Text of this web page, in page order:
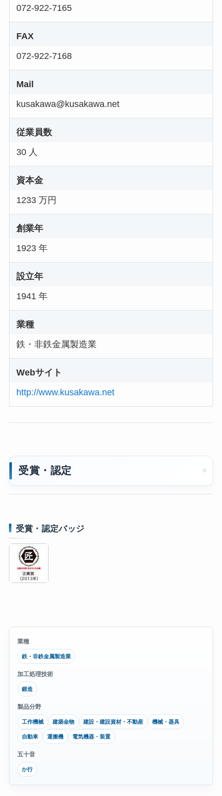
072-922-7165
FAX
072-922-7168
Mail
kusakawa@kusakawa.net
従業員数
30 人
資本金
1233 万円
創業年
1923 年
設立年
1941 年
業種
鉄・非鉄金属製造業
Webサイト
http://www.kusakawa.net
受賞・認定
受賞・認定バッジ
業種
鉄・非鉄金属製造業
加工処理技術
鍛造
製品分野
工作機械 建築金物 建設・建設資材・不動産 機械・器具
自動車 運搬機 電気機器・装置
五十音
か行